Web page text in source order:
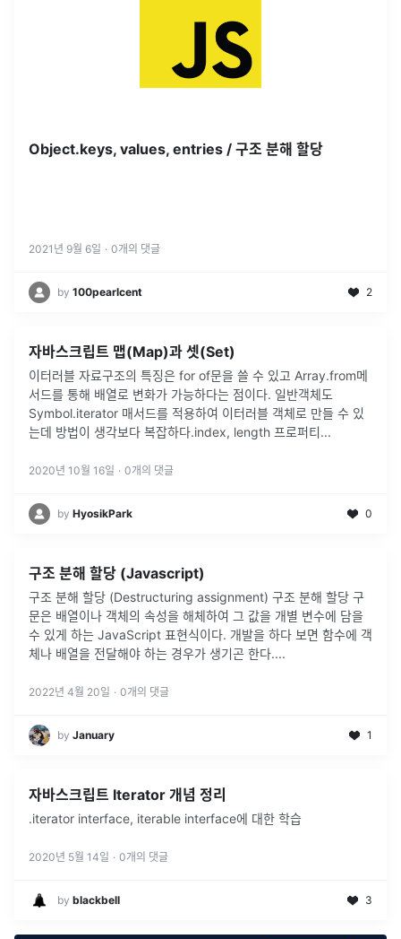
Object.keys, values, entries / 구조 분해 할당
2021년 9월 6일 · 0개의 댓글
by 100pearlcent 2
자바스크립트 맵(Map)과 셋(Set)
이터러블 자료구조의 특징은 for of문을 쓸 수 있고 Array.from메
서드를 통해 배열로 변화가 가능하다는 점이다. 일반객체도
Symbol.iterator 매서드를 적용하여 이터러블 객체로 만들 수 있
는데 방법이 생각보다 복잡하다.index, length 프로퍼티...
2020년 10월 16일 · 0개의 댓글
by HyosikPark 0
구조 분해 할당 (Javascript)
구조 분해 할당 (Destructuring assignment) 구조 분해 할당 구
문은 배열이나 객체의 속성을 해체하여 그 값을 개별 변수에 담을
수 있게 하는 JavaScript 표현식이다. 개발을 하다 보면 함수에 객
체나 배열을 전달해야 하는 경우가 생기곤 한다....
2022년 4월 20일 · 0개의 댓글
by January 1
자바스크립트 Iterator 개념 정리
.iterator interface, iterable interface에 대한 학습
2020년 5월 14일 · 0개의 댓글
by blackbell 3